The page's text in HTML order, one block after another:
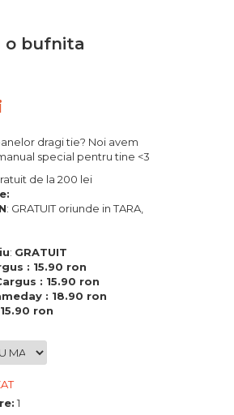
o bufnita
dragi tie? Noi avem
special pentru tine <3
de la 200 lei
: GRATUIT oriunde in TARA,
: GRATUIT
: 15.90 ron
: 15.90 ron
: 18.90 ron
ron
1